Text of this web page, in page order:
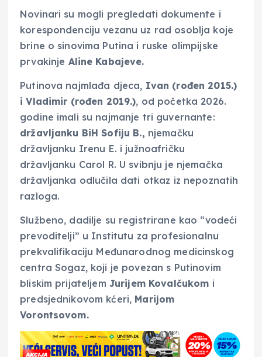
Novinari su mogli pregledati dokumente i
korespondenciju vezanu uz rad osoblja koje
brine o sinovima Putina i ruske olimpijske
prvakinje Aline Kabajeve.
Putinova najmlađa djeca, Ivan (rođen 2015.)
i Vladimir (rođen 2019.), od početka 2026.
godine imali su najmanje tri guvernante:
državljanku BiH Sofiju B., njemačku
državljanku Irenu E. i južnoafričku
državljanku Carol R. U svibnju je njemačka
državljanka odlučila dati otkaz iz nepoznatih
razloga.
Službeno, dadilje su registrirane kao “vodeći
prevoditelji” u Institutu za profesionalnu
prekvalifikaciju Međunarodnog medicinskog
centra Sogaz, koji je povezan s Putinovim
bliskim prijateljem Jurijem Kovalčukom i
predsjednikovom kćeri, Marijom
Vorontsovom.